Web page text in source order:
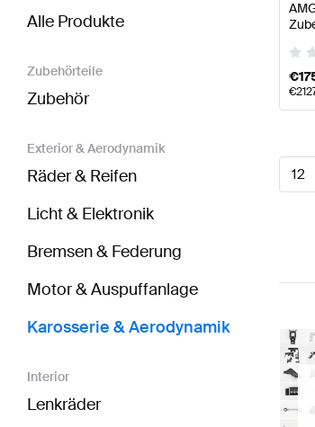
Alle Produkte
Zubehörteile
Zubehör
Exterior & Aerodynamik
Räder & Reifen
Licht & Elektronik
Bremsen & Federung
Motor & Auspuffanlage
Karosserie & Aerodynamik
Interior
Lenkräder
€
€
12